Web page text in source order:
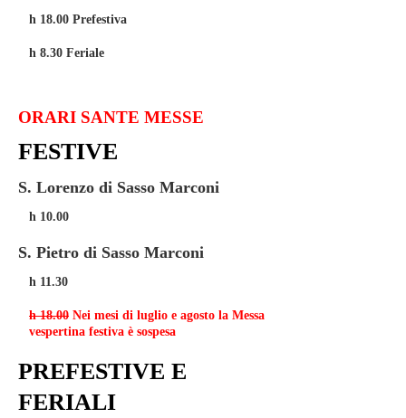
h 18.00 Prefestiva
h 8.30 Feriale
ORARI SANTE MESSE
FESTIVE
S. Lorenzo di Sasso Marconi
h 10.00
S. Pietro di Sasso Marconi
h 11.30
h 18.00 Nei mesi di luglio e agosto la Messa
vespertina festiva è sospesa
PREFESTIVE E
FERIALI